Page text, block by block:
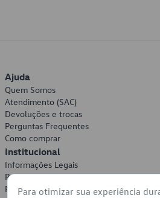
Ajuda
Quem Somos
Atendimento (SAC)
Devoluções e trocas
Perguntas Frequentes
Como comprar
Institucional
Informações Legais
Política de Privacidade
Política de Cookies
Para otimizar sua experiência